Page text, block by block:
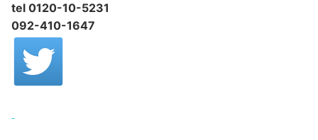
tel 0120-10-5231
092-410-1647